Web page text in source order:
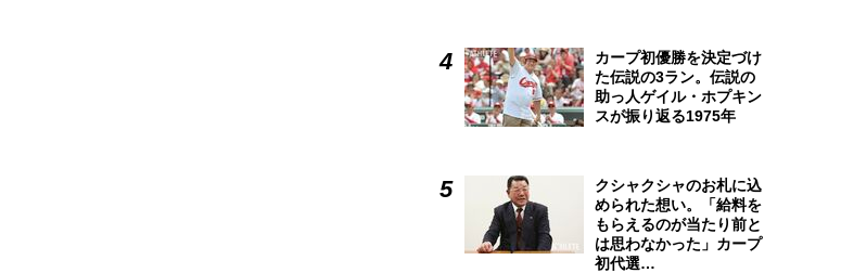
カープ初優勝を決定づけ
た伝説の3ラン。伝説の
助っ人ゲイル・ホプキン
スが振り返る1975年
クシャクシャのお札に込
められた想い。「給料を
もらえるのが当たり前と
は思わなかった」カープ
初代選…